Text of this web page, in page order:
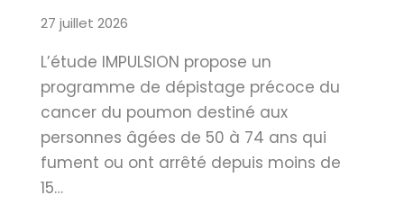
27 juillet 2026
L’étude IMPULSION propose un
programme de dépistage précoce du
cancer du poumon destiné aux
personnes âgées de 50 à 74 ans qui
fument ou ont arrêté depuis moins de
15…